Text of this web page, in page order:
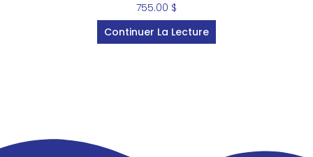
755.00 $
Continuer La Lecture